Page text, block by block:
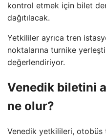
kontrol etmek için bilet
dağıtılacak.
Yetkililer ayrıca tren
noktalarına turnike
değerlendiriyor.
Venedik biletini
ne olur?
Venedik yetkilileri, otobüs